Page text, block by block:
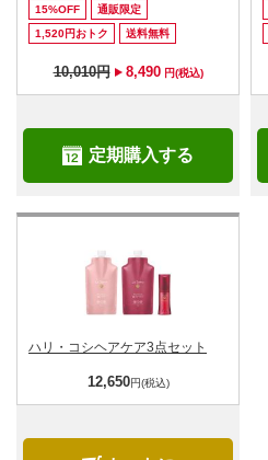
15%OFF
通販限定
1,520円おトク
送料無料
10,010円 8,490 円(税込)
定期購入する
ハリ・コシヘアケア3点セット
12,650円(税込)